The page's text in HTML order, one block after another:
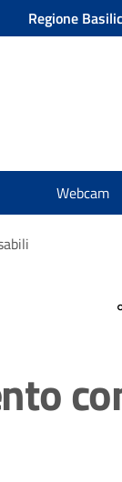
Regione
Webcam